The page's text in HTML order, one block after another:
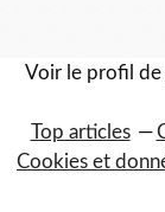
Voir le profil de
Top articles
Cookies et